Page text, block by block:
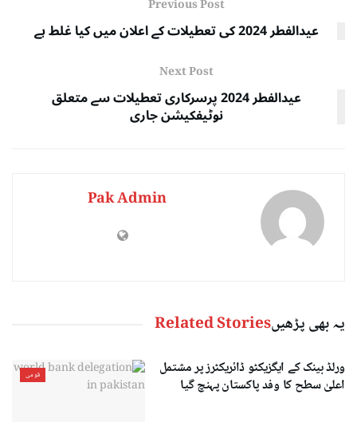
Previous Post
عیدالفطر 2024 کی تعطیلات کے اعلان میں کیا غلط ہے
Next Post
عیدالفطر 2024 پرسرکاری تعطیلات سے متعلق
نوٹیفکیشن جاری
Pak Admin
یہ بھی پڑھیںRelated Stories
قومی
ورلڈ بینک کے ایگزیکٹو ڈائریکٹرز پر مشتمل
اعلیٰ سطح کا وفد پاکستان پہنچ گیا